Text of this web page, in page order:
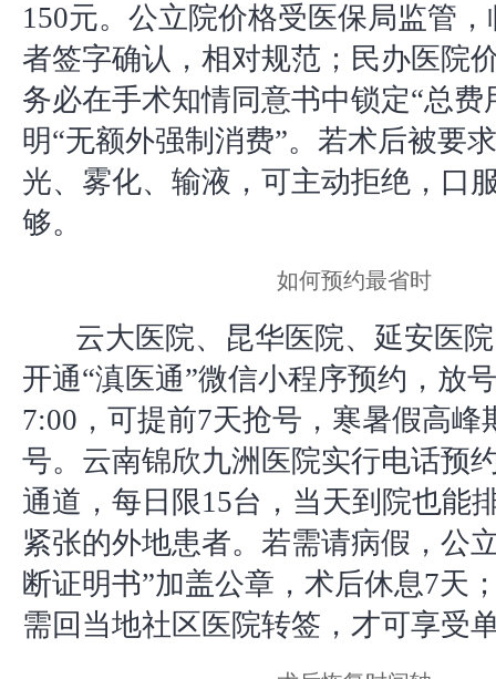
150元。公立院价格受医保局监管
者签字确认，相对规范；民办医院
务必在手术知情同意书中锁定“总费
明“无额外强制消费”。若术后被要
光、雾化、输液，可主动拒绝，口
够。
如何预约最省时
云大医院、昆华医院、延安医
开通“滇医通”微信小程序预约，放
7:00，可提前7天抢号，寒暑假高峰
号。云南锦欣九洲医院实行电话预
通道，每日限15台，当天到院也能
紧张的外地患者。若需请病假，公
断证明书”加盖公章，术后休息7天
需回当地社区医院转签，才可享受